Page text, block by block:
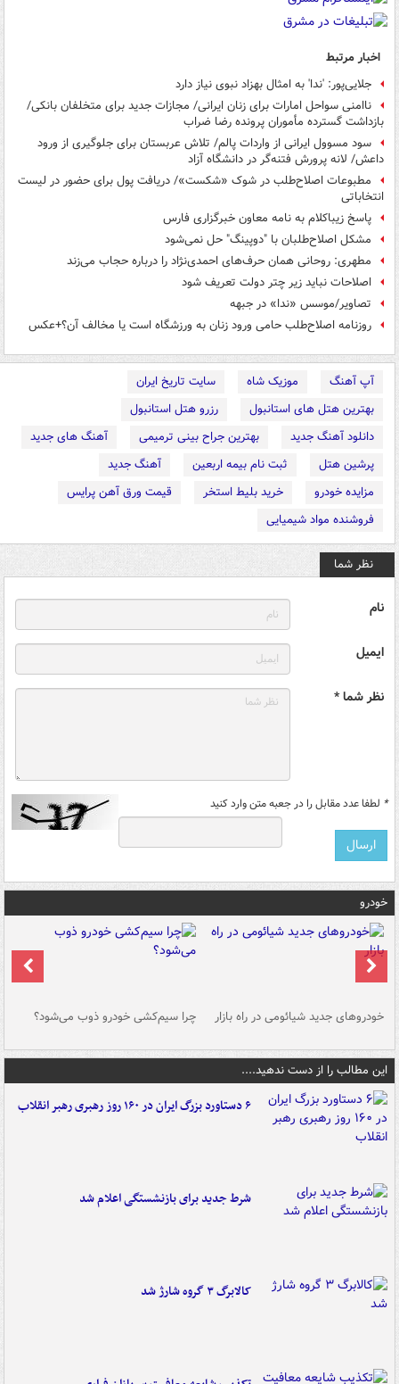
اخبار مرتبط
جلایی‌پور: 'ندا' به امثال بهزاد نبوی نیاز دارد
ناامنی سواحل امارات برای زنان ایرانی/ مجازات جدید برای متخلفان بانکی/
بازداشت گسترده مأموران پرونده رضا ضراب
سود مسوول ایرانی از واردات پالم/ تلاش عربستان برای جلوگیری از ورود
داعش/ لانه پرورش فتنه‌گر در دانشگاه آزاد
مطبوعات اصلاح‌طلب در شوک «شکست»/ دریافت پول برای حضور در لیست
انتخاباتی
پاسخ زیباکلام به نامه معاون خبرگزاری فارس
مشکل اصلاح‌طلبان با "دوپینگ" حل نمی‌شود
مطهری: روحانی همان حرف‌های احمدی‌نژاد را درباره حجاب می‌زند
اصلاحات نباید زیر چتر دولت تعریف شود
تصاویر/موسس «ندا» در جبهه
روزنامه اصلاح‌طلب حامی ورود زنان به ورزشگاه است یا مخالف آن؟+عکس
آپ آهنگ موزیک شاه
سایت تاریخ ایران
بهترین هتل های استانبول
رزرو هتل استانبول
دانلود آهنگ جدید
بهترین جراح بینی ترمیمی
آهنگ های جدید
پرشین هتل
ثبت نام بیمه اربعین
آهنگ جدید
مزایده خودرو
خرید بلیط استخر
قیمت ورق آهن پرایس
فروشنده مواد شیمیایی
نظر شما
نام
ایمیل
نظر شما *
* لطفا عدد مقابل را در جعبه متن وارد کنید
خودرو
خودروهای جدید شیائومی در راه بازار چرا سیم‌کشی خودرو ذوب می‌شود؟
این مطالب را از دست ندهید....
۶ دستاورد بزرگ ایران در ۱۶۰ روز رهبری رهبر انقلاب
شرط جدید برای بازنشستگی اعلام شد
کالابرگ ۳ گروه شارژ شد